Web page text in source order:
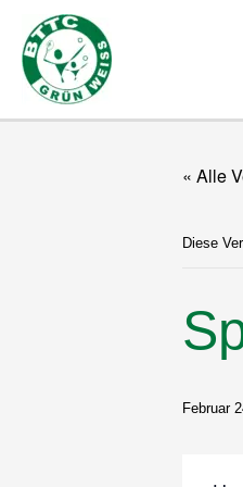
Inhalt
springen
« Alle
Diese
Februar